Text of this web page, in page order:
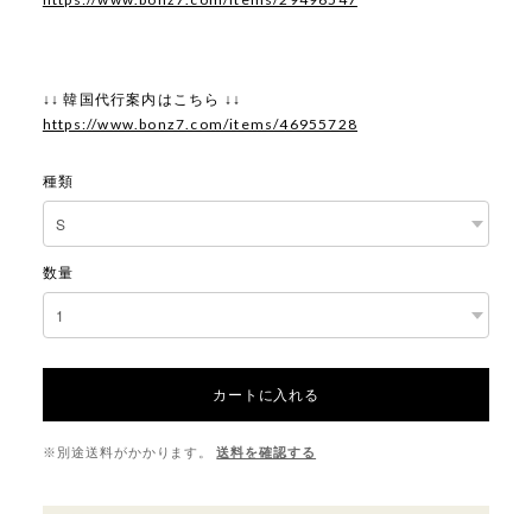
↓↓ 韓国代行案内はこちら ↓↓
https://www.bonz7.com/items/46955728
種類
数量
カートに入れる
※別途送料がかかります。 送料を確認する